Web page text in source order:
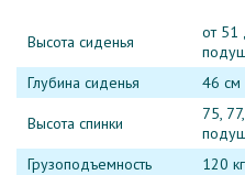
Высота сиденья
от 51
Глубина сиденья
46 см
Высота спинки
75,
Грузоподъемность
120 кг